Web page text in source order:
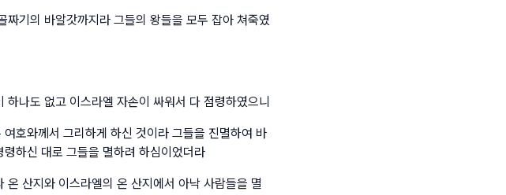
기의 바알갓까지라 그들의 왕들을 모두 잡아 쳐죽였
나도 없고 이스라엘 자손이 싸워서 다 점령하였으니
호와께서 그리하게 하신 것이라 그들을 진멸하여 바
하신 대로 그들을 멸하려 하심이었더라
산지와 이스라엘의 온 산지에서 아낙 사람들을 멸